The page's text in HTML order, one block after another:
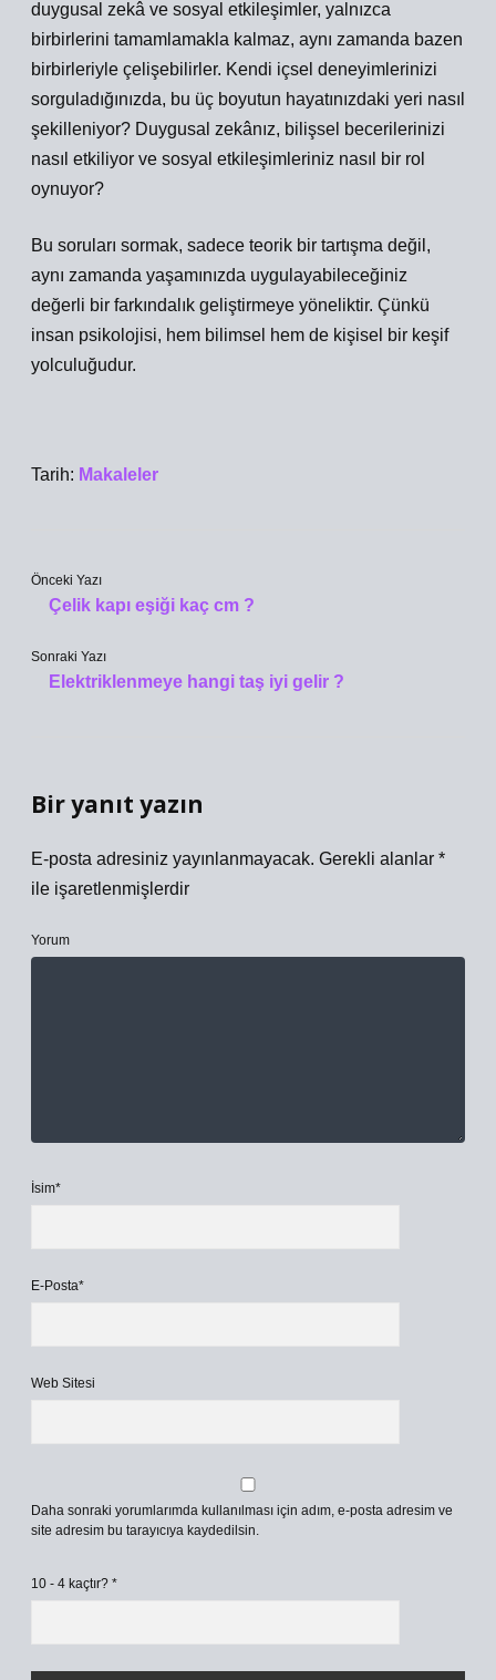
duygusal zekâ ve sosyal etkileşimler, yalnızca
birbirlerini tamamlamakla kalmaz, aynı zamanda bazen
birbirleriyle çelişebilirler. Kendi içsel deneyimlerinizi
sorguladığınızda, bu üç boyutun hayatınızdaki yeri nasıl
şekilleniyor? Duygusal zekânız, bilişsel becerilerinizi
nasıl etkiliyor ve sosyal etkileşimleriniz nasıl bir rol
oynuyor?
Bu soruları sormak, sadece teorik bir tartışma değil,
aynı zamanda yaşamınızda uygulayabileceğiniz
değerli bir farkındalık geliştirmeye yöneliktir. Çünkü
insan psikolojisi, hem bilimsel hem de kişisel bir keşif
yolculuğudur.
Tarih: Makaleler
Önceki Yazı
Çelik kapı eşiği kaç cm ?
Sonraki Yazı
Elektriklenmeye hangi taş iyi gelir ?
Bir yanıt yazın
E-posta adresiniz yayınlanmayacak. Gerekli alanlar *
ile işaretlenmişlerdir
Yorum
İsim*
E-Posta*
Web Sitesi
Daha sonraki yorumlarımda kullanılması için adım, e-posta adresim ve
site adresim bu tarayıcıya kaydedilsin.
10 - 4 kaçtır? *